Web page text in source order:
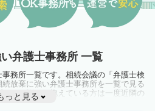
弁護士事務所 一覧
務所一覧です。相続会議の「弁護士検
放棄に強い弁護士事務所を一覧で見る
やお悩みを抱えている方は一度近隣の
っと見る